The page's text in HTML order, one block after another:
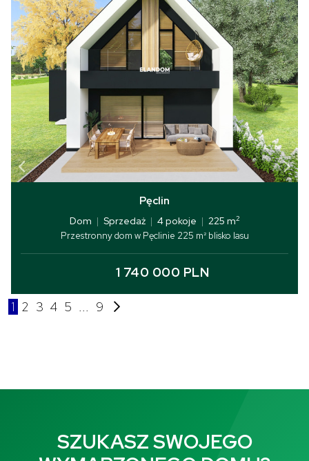
Pęclin
Dom | Sprzedaż | 4 pokoje | 225 m2
Przestronny dom w Pęclinie 225 m² blisko lasu
1 740 000 PLN
1 2 3 4 5 ... 9
SZUKASZ SWOJEGO